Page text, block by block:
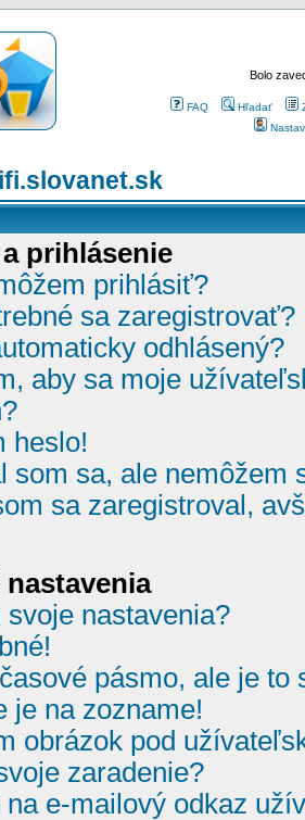
Bolo
FAQ Hľadať
prihlásenie
prihlásiť?
sa zaregistrovať?
odhlásený?
aby sa moje
heslo!
som sa, ale nemôžem
sa zaregistroval,
nastavenia?
pásmo, ale je to
je na zozname!
obrázok pod
zaradenie?
e-mailový odkaz